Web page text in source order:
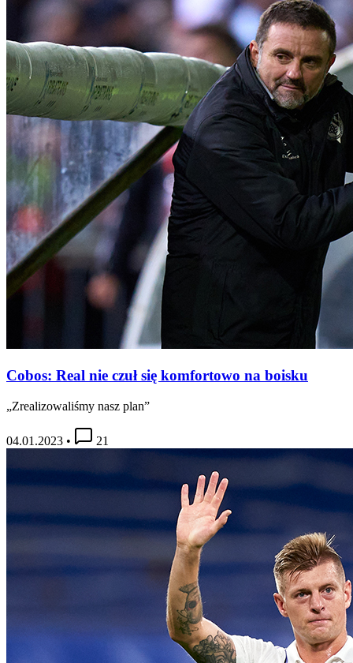
Cobos: Real nie czuł się komfortowo na boisku
„Zrealizowaliśmy nasz plan”
04.01.2023 • 21